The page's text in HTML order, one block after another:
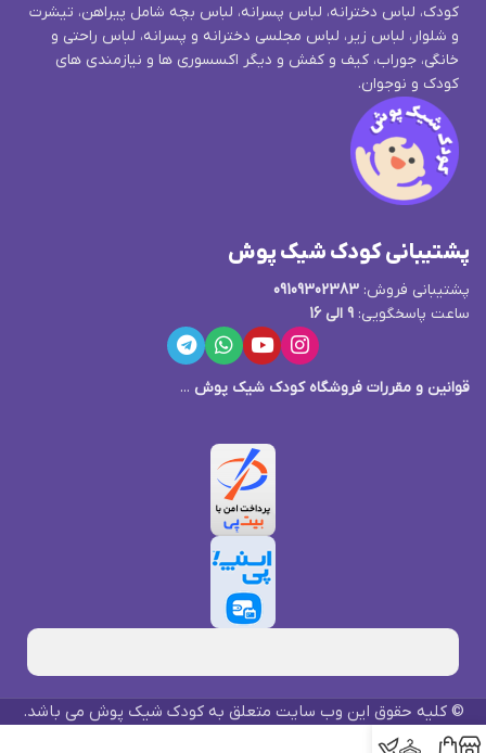
کودک، لباس دخترانه، لباس پسرانه، لباس بچه شامل پیراهن، تیشرت
و شلوار، لباس زیر، لباس مجلسی دخترانه و پسرانه، لباس راحتی و
خانگی، جوراب، کیف و کفش و دیگر اکسسوری ها و نیازمندی های
کودک و نوجوان.
پشتیبانی کودک شیک پوش
پشتیبانی فروش: 09109302383
ساعت پاسخگویی: 9 الی 16
قوانین و مقررات فروشگاه کودک شیک پوش ...
© کلیه حقوق این وب سایت متعلق به کودک شیک پوش می باشد.